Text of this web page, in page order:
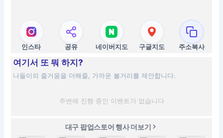
인스타 공유 네이버지도 구글지도 주소복사
여기서 또 뭐 하지?
나들이의 즐거움을 더해줄, 가까운 볼거리를 제안합니다.
주변에 진행 중인 이벤트가 없습니다
대구 팝업스토어 행사 더보기